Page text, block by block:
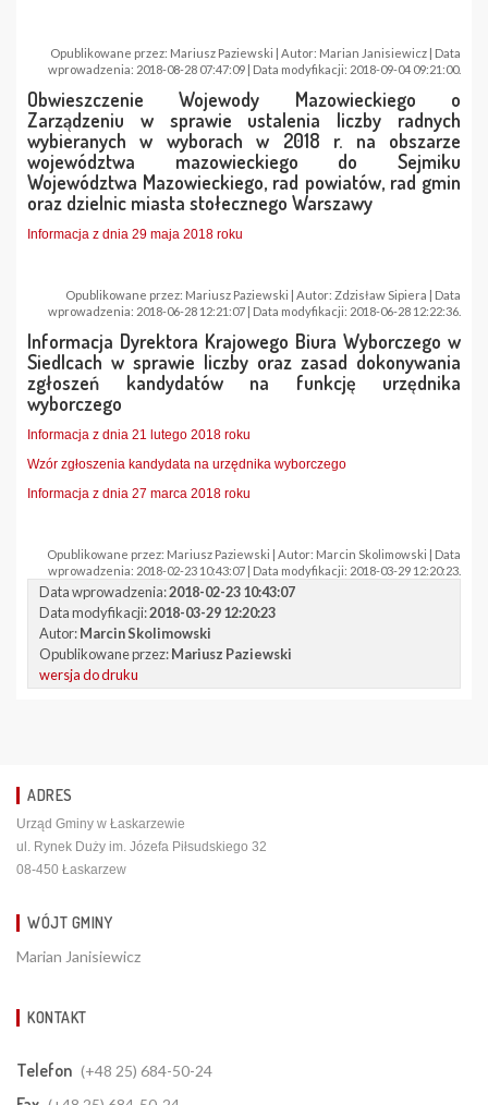
Opublikowane przez: Mariusz Paziewski | Autor: Marian Janisiewicz | Data
wprowadzenia: 2018-08-28 07:47:09 | Data modyfikacji: 2018-09-04 09:21:00.
Obwieszczenie Wojewody Mazowieckiego o
Zarządzeniu w sprawie ustalenia liczby radnych
wybieranych w wyborach w 2018 r. na obszarze
województwa mazowieckiego do Sejmiku
Województwa Mazowieckiego, rad powiatów, rad gmin
oraz dzielnic miasta stołecznego Warszawy
Informacja z dnia 29 maja 2018 roku
Opublikowane przez: Mariusz Paziewski | Autor: Zdzisław Sipiera | Data
wprowadzenia: 2018-06-28 12:21:07 | Data modyfikacji: 2018-06-28 12:22:36.
Informacja Dyrektora Krajowego Biura Wyborczego w
Siedlcach w sprawie liczby oraz zasad dokonywania
zgłoszeń kandydatów na funkcję urzędnika
wyborczego
Informacja z dnia 21 lutego 2018 roku
Wzór zgłoszenia kandydata na urzędnika wyborczego
Informacja z dnia 27 marca 2018 roku
Opublikowane przez: Mariusz Paziewski | Autor: Marcin Skolimowski | Data
wprowadzenia: 2018-02-23 10:43:07 | Data modyfikacji: 2018-03-29 12:20:23.
Data wprowadzenia:2018-02-23 10:43:07
Data modyfikacji:2018-03-29 12:20:23
Autor:Marcin Skolimowski
Opublikowane przez:Mariusz Paziewski
wersja do druku
ADRES
Urząd Gminy w Łaskarzewie
ul. Rynek Duży im. Józefa Piłsudskiego 32
08-450 Łaskarzew
WÓJT GMINY
Marian Janisiewicz
KONTAKT
Telefon (+48 25) 684-50-24